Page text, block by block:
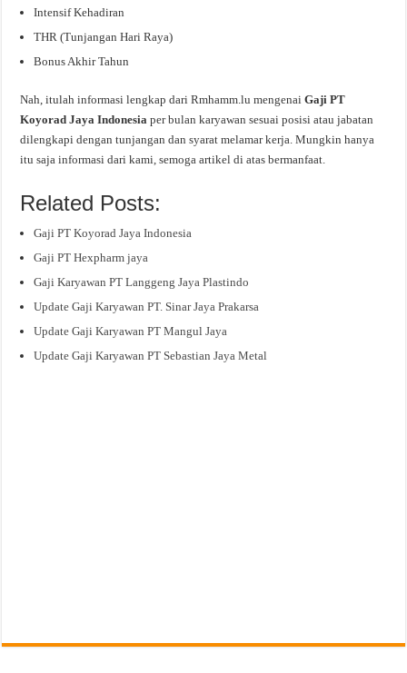
Intensif Kehadiran
THR (Tunjangan Hari Raya)
Bonus Akhir Tahun
Nah, itulah informasi lengkap dari Rmhamm.lu mengenaiGaji PT
Koyorad Jaya Indonesiaper bulan karyawan sesuai posisi atau jabatan
dilengkapi dengan tunjangan dan syarat melamar kerja. Mungkin hanya
itu saja informasi dari kami, semoga artikel di atas bermanfaat.
Related Posts:
Gaji PT Koyorad Jaya Indonesia
Gaji PT Hexpharm jaya
Gaji Karyawan PT Langgeng Jaya Plastindo
Update Gaji Karyawan PT. Sinar Jaya Prakarsa
Update Gaji Karyawan PT Mangul Jaya
Update Gaji Karyawan PT Sebastian Jaya Metal